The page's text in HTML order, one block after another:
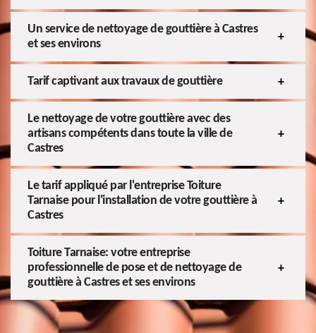
Un service de nettoyage de gouttière à Castres
et ses environs
Tarif captivant aux travaux de gouttière
Le nettoyage de votre gouttière avec des
artisans compétents dans toute la ville de
Castres
Le tarif appliqué par l'entreprise Toiture
Tarnaise pour l'installation de votre gouttière à
Castres
Toiture Tarnaise: votre entreprise
professionnelle de pose et de nettoyage de
gouttière à Castres et ses environs